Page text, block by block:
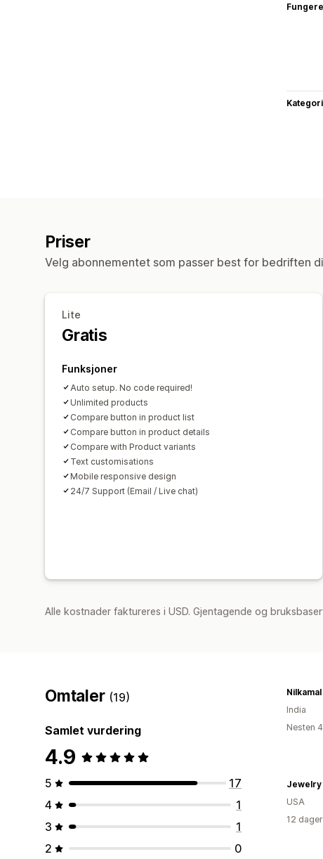
Priser
Velg abonnementet som passer best for bedriften
Lite
Gratis
Funksjoner
Auto setup. No code required!
Unlimited products
Compare button in product list
Compare button in product details
Compare with Product variants
Text customisations
Mobile responsive design
24/7 Support (Email / Live chat)
Alle kostnader faktureres i USD. Gjentagende og
Omtaler (19)
Samlet vurdering
4.9
5
17
4
1
3
1
2
0
India
Nesten
Jewelry
USA
12